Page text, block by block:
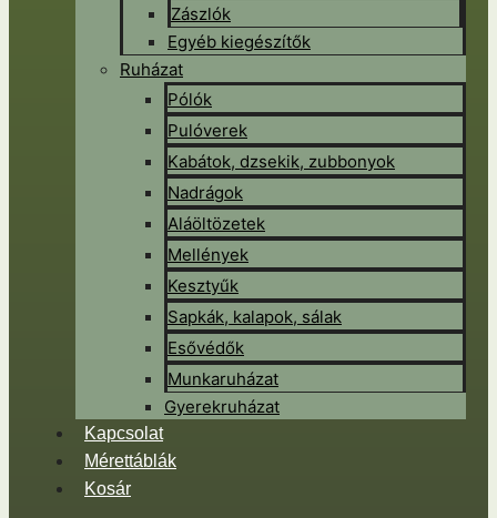
Zászlók
Egyéb kiegészítők
Ruházat
Pólók
Pulóverek
Kabátok, dzsekik, zubbonyok
Nadrágok
Aláöltözetek
Mellények
Kesztyűk
Sapkák, kalapok, sálak
Esővédők
Munkaruházat
Gyerekruházat
Kapcsolat
Mérettáblák
Kosár